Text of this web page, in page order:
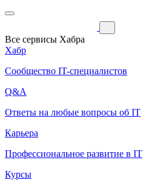
Все сервисы Хабра
Хабр
Сообщество IT-специалистов
Q&A
Ответы на любые вопросы об IT
Карьера
Профессиональное развитие в IT
Курсы